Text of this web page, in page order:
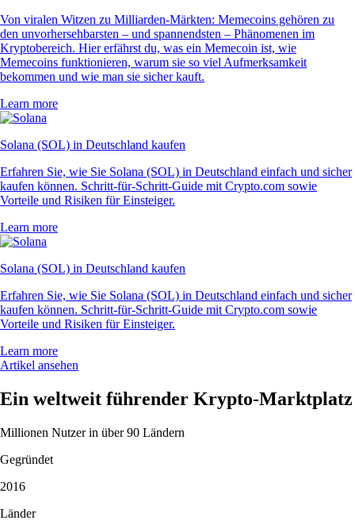
Von viralen Witzen zu Milliarden-Märkten: Memecoins gehören zu
den unvorhersehbarsten – und spannendsten – Phänomenen im
Kryptobereich. Hier erfährst du, was ein Memecoin ist, wie
Memecoins funktionieren, warum sie so viel Aufmerksamkeit
bekommen und wie man sie sicher kauft.
Learn more
Solana (SOL) in Deutschland kaufen
Erfahren Sie, wie Sie Solana (SOL) in Deutschland einfach und sicher
kaufen können. Schritt-für-Schritt-Guide mit Crypto.com sowie
Vorteile und Risiken für Einsteiger.
Learn more
Solana (SOL) in Deutschland kaufen
Erfahren Sie, wie Sie Solana (SOL) in Deutschland einfach und sicher
kaufen können. Schritt-für-Schritt-Guide mit Crypto.com sowie
Vorteile und Risiken für Einsteiger.
Learn more
Artikel ansehen
Ein weltweit führender Krypto-Marktplatz
Millionen Nutzer in über 90 Ländern
Gegründet
2016
Länder